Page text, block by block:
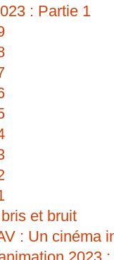
: Partie 1
et bruit
: Un cinéma